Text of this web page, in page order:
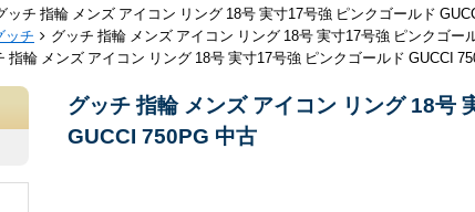
ッチ 指輪 メンズ アイコン リング 18号 実寸17号強 ピンクゴールド
ッチ
グッチ 指輪 メンズ アイコン リング 18号 実寸17号強 ピンクゴー
指輪 メンズ アイコン リング 18号 実寸17号強 ピンクゴールド GUCCI
グッチ 指輪 メンズ アイコン リング 18号
GUCCI 750PG 中古